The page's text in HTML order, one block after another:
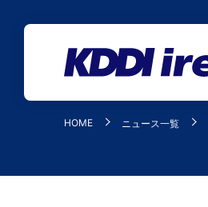
HOME ニュース一覧